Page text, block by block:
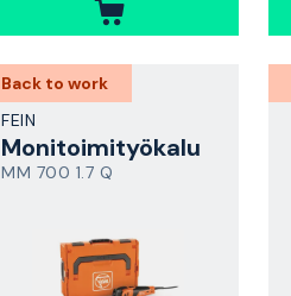
Back to work
FEIN
Monitoimityökalu
MM 700 1.7 Q